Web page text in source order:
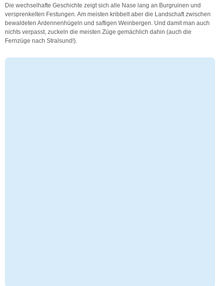
Die wechselhafte Geschichte zeigt sich alle Nase lang an Burgruinen und
versprenkelten Festungen. Am meisten kribbelt aber die Landschaft zwischen
bewaldeten Ardennenhügeln und saftigen Weinbergen. Und damit man auch
nichts verpasst, zuckeln die meisten Züge gemächlich dahin (auch die
Fernzüge nach Stralsund!).